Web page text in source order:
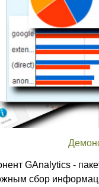
GAnalytics -
сбор